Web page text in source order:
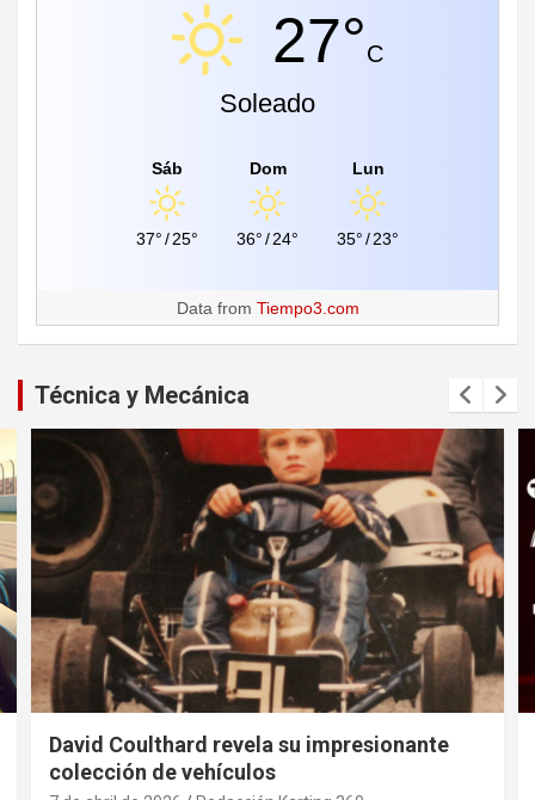
27°C
Soleado
Sáb
37°/25°
Dom
36°/24°
Lun
35°/23°
Data from Tiempo3.com
Técnica y Mecánica
David Coulthard revela su impresionante
colección de vehículos